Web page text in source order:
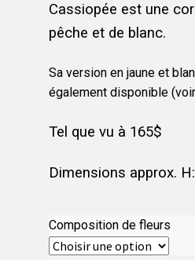
Cassiopée est une
pêche et de blanc.
Sa version en jaune et
également disponible
Tel que vu à 165$
Dimensions approx.
Composition de fleurs